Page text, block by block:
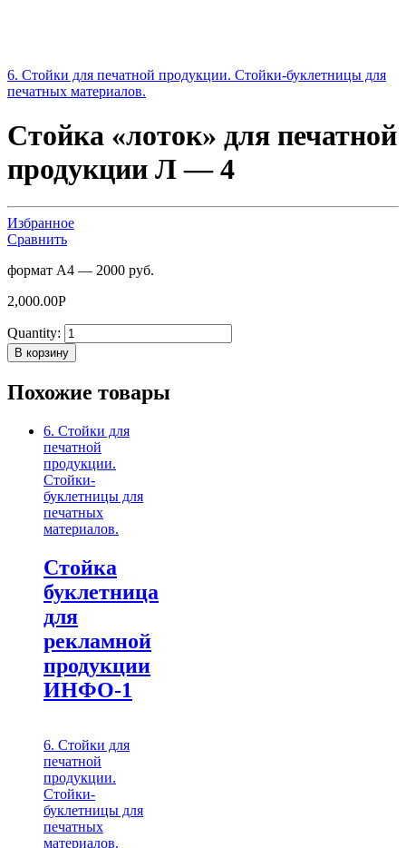
6. Стойки для печатной продукции. Стойки-буклетницы для
печатных материалов.
Стойка «лоток» для печатной
продукции Л — 4
Избранное
Сравнить
формат А4 — 2000 руб.
2,000.00Р
Quantity:
В корзину
Похожие товары
6. Стойки для
печатной
продукции.
Стойки-
буклетницы для
печатных
материалов.
Стойка
буклетница
для
рекламной
продукции
ИНФО-1
6. Стойки для
печатной
продукции.
Стойки-
буклетницы для
печатных
материалов.